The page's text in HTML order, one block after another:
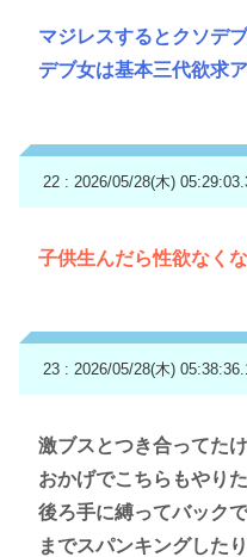
マジレスするとクソデ
デブ女は基本三代欲求
22 : 2026/05/28(木)
子供生んだら性欲なく
23 : 2026/05/28(木)
激ブスとつき合ってた
おかげでこちらもやり
後ろ手に縛ってバック
までスパンキングした